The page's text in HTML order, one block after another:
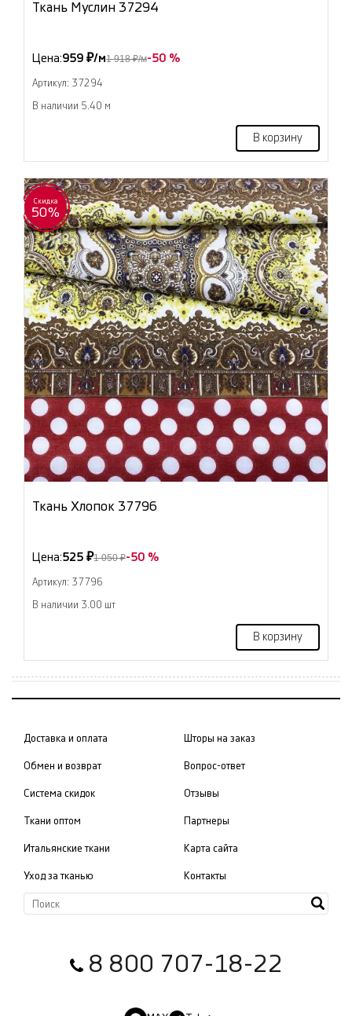
Ткань Муслин 37294
Цена:959 ₽/м1 918 ₽/м-50 %
Артикул: 37294
В наличии 5.40 м
В корзину
Скидка
50%
Ткань Хлопок 37796
Цена:525 ₽1 050 ₽-50 %
Артикул: 37796
В наличии 3.00 шт
В корзину
Доставка и оплата
Обмен и возврат
Система скидок
Ткани оптом
Итальянские ткани
Уход за тканью
Шторы на заказ
Вопрос-ответ
Отзывы
Партнеры
Карта сайта
Контакты
8 800 707-18-22